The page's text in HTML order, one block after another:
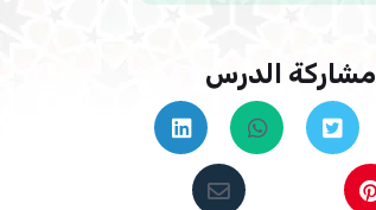
مشاركة الدرس